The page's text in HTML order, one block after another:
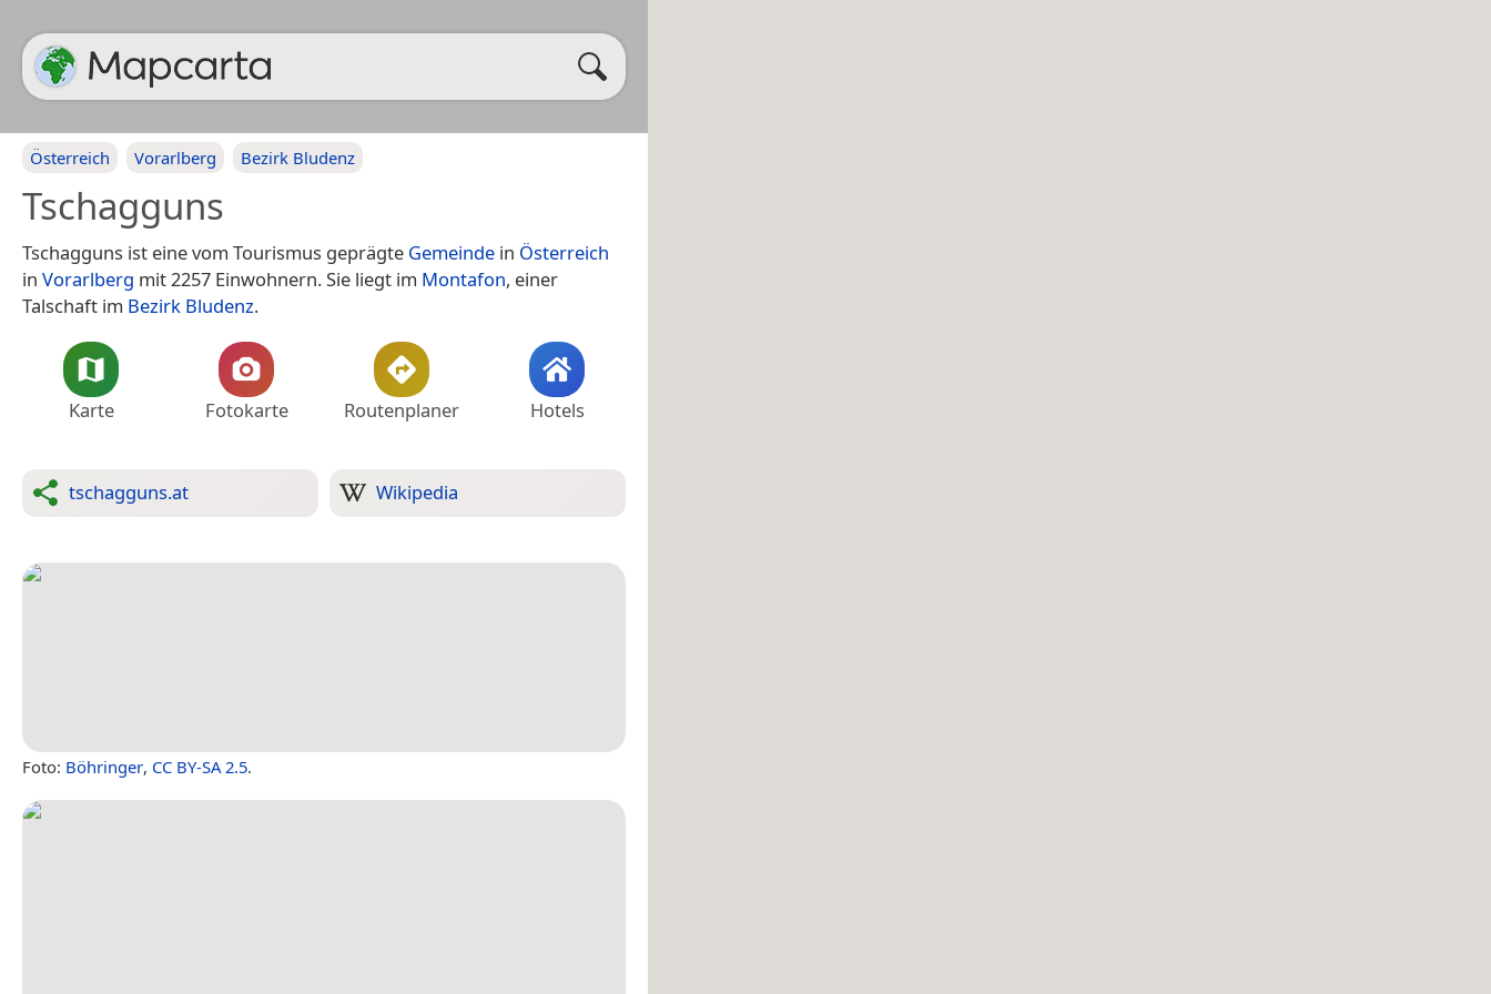
Österreich Vorarlberg Bezirk Bludenz
Tschagguns
Tschagguns ist eine vom Tourismus geprägte Gemeinde in Österreich
in Vorarlberg mit 2257 Einwohnern. Sie liegt im Montafon, einer
Talschaft im Bezirk Bludenz.
Karte Fotokarte Routenplaner Hotels
tschagguns.at Wikipedia
Foto: Böhringer, CC BY-SA 2.5.